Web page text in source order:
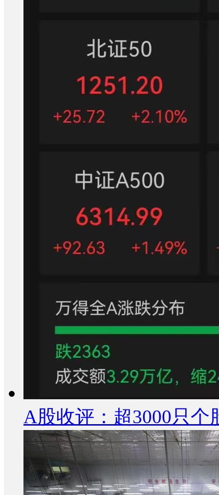
A股收评：超3000只个